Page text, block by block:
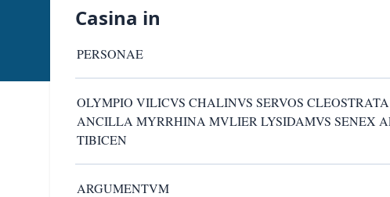
Casina in
PERSONAE
OLYMPIO VILICVS CHALINVS SERVOS
ANCILLA MYRRHINA MVLIER LYSIDAMVS SENEX
TIBICEN
ARGUMENTVM